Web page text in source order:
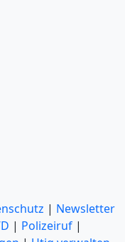
| Newsletter
| Polizeiruf |